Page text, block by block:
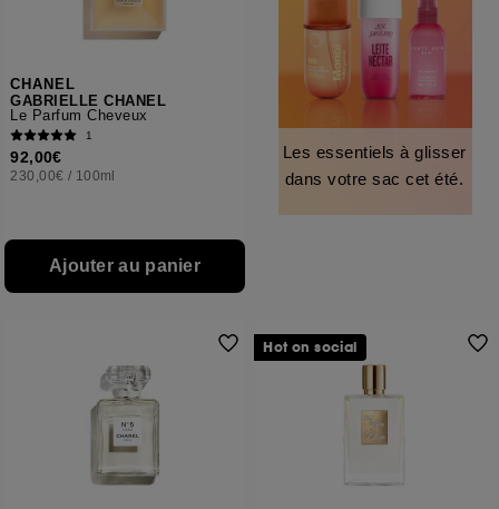
CHANEL
GABRIELLE CHANEL
Le Parfum Cheveux
1
92,00€
230,00€ / 100ml
Ajouter au panier
Les essentiels à glisser
dans votre sac cet été.
Hot on social